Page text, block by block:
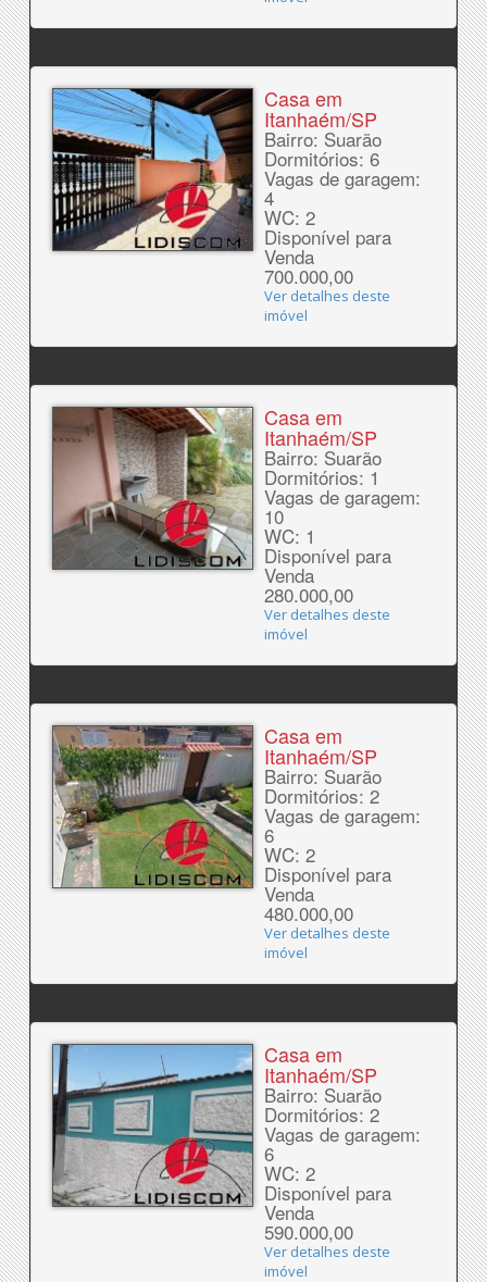
Casa em
Itanhaém/SP
Bairro: Suarão
Dormitórios: 6
Vagas de garagem:
4
WC: 2
Disponível para
Venda
700.000,00
Ver detalhes deste
imóvel
Casa em
Itanhaém/SP
Bairro: Suarão
Dormitórios: 1
Vagas de garagem:
10
WC: 1
Disponível para
Venda
280.000,00
Ver detalhes deste
imóvel
Casa em
Itanhaém/SP
Bairro: Suarão
Dormitórios: 2
Vagas de garagem:
6
WC: 2
Disponível para
Venda
480.000,00
Ver detalhes deste
imóvel
Casa em
Itanhaém/SP
Bairro: Suarão
Dormitórios: 2
Vagas de garagem:
6
WC: 2
Disponível para
Venda
590.000,00
Ver detalhes deste
imóvel